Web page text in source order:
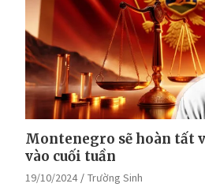
Montenegro sẽ hoàn tất
vào cuối tuần
19/10/2024
Trường Sinh